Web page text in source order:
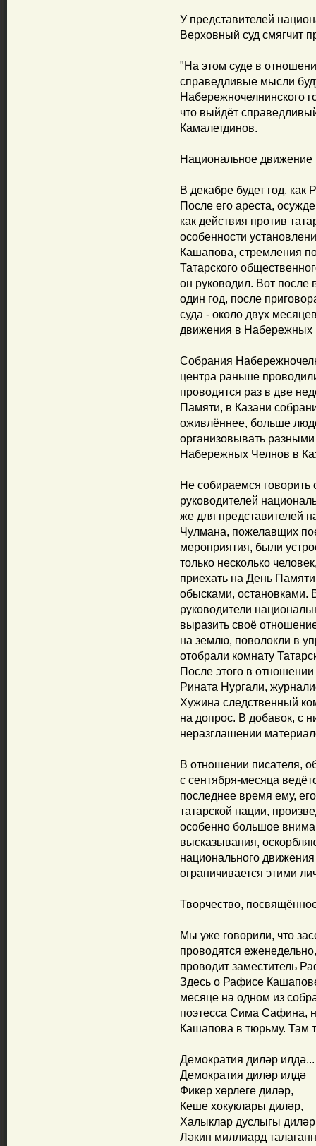
У представителей
Верховный суд смягчит
"На этом суде в
справедливые мысли
Набережночелнинского
что выйдёт
Камалетдинов.
Национальное движение
В декабре будет год,
После его ареста,
как действия против
особенности
Кашапова, стремления
Татарского
он руководил. Вот после
один год, после
суда - около двух
движения в Набережных
Собрания
центра раньше
проводятся раз в две
Памяти, в Казани
оживлённее, больше
организовывать разными
Набережных Челнов в
Не собираемся
руководителей
же для представителей
Чулмана, пожелавщих
мероприятия, были
только несколько
приехать на День
обысками, остановками.
руководители
выразить своё
на землю, поволокли в
отобрали комнату
После этого в
Рината Нургали,
Хужина следственный
на допрос. В добавок, с
неразглашении
В отношении писателя,
с сентября-месяца
последнее время ему,
татарской нации,
особенно большое
высказывания,
национального
ограничивается этими
Творчество,
Мы уже говорили, что
проводятся
проводит заместитель
Здесь о Рафисе
месяце на одном из
поэтесса Сима Сафина,
Кашапова в тюрьму. Там
Демократия диләр илдә...
Демократия диләр илдә
Фикер хөрлеге диләр,
Кеше хокуклары диләр,
Халыклар дуслыгы
Ләкин миллиард